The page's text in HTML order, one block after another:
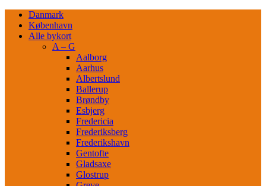
Danmark
København
Alle bykort
A – G
Aalborg
Aarhus
Albertslund
Ballerup
Brøndby
Esbjerg
Fredericia
Frederiksberg
Frederikshavn
Gentofte
Gladsaxe
Glostrup